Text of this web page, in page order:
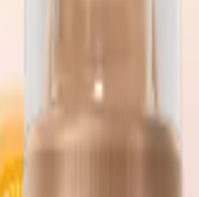
♡ HIDRATANTE